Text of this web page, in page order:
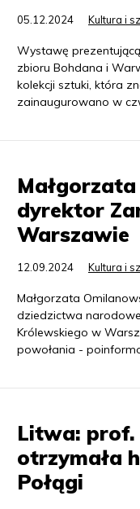
05.12.2024 Kultura i
Wystawę
zbioru Bohdana i
kolekcji sztuki, która
zainaugurowano w
dyrektor
Warszawie
12.09.2024 Kultura i
Małgorzata
dziedzictwa
Królewskiego w
powołania -
Litwa: prof.
otrzymała
Połągi